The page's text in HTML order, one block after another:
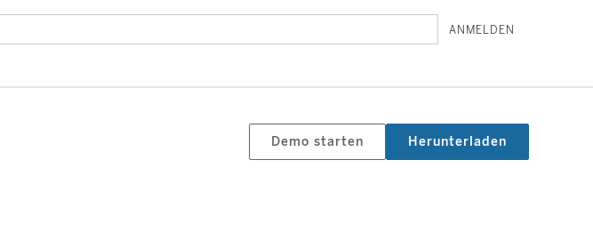
ANMELDEN
Demo starten Herunterladen